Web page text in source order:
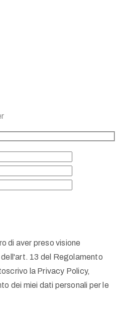
di aver preso visione
13 del Regolamento
la Privacy Policy,
dei miei dati personali per le